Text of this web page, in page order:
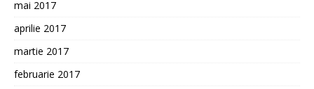
mai 2017
aprilie 2017
martie 2017
februarie 2017